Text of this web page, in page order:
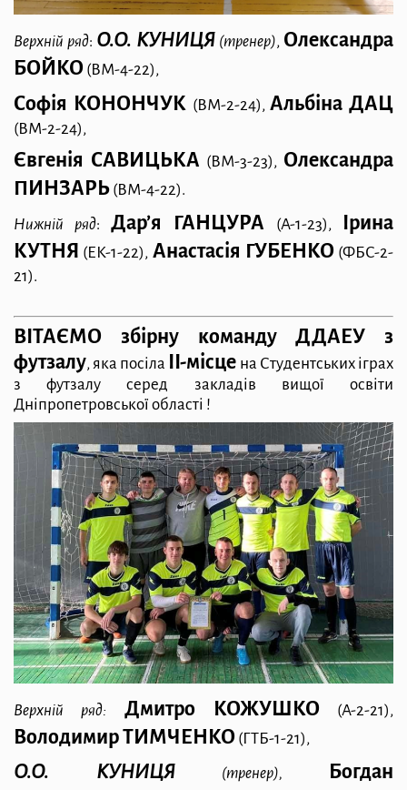
Верхній ряд: О.О. КУНИЦЯ (тренер), Олександра
БОЙКО (ВМ-4-22),
Софія КОНОНЧУК (ВМ-2-24),Альбіна ДАЦ
(ВМ-2-24),
Євгенія САВИЦЬКА (ВМ-3-23), Олександра
ПИНЗАРЬ (ВМ-4-22).
Нижній ряд: Дар’я ГАНЦУРА (А-1-23),
Ірина
КУТНЯ (ЕК-1-22), Анастасія ГУБЕНКО(ФБС-2-
21).
ВІТАЄМО збірну команду ДДАЕУ з
футзалу,яка посіла ІІ-місце на Студентських іграх
з футзалусеред закладів вищої освіти
Дніпропетровської області !
Верхній ряд: Дмитро КОЖУШКО(А-2-21),
Володимир ТИМЧЕНКО (ГТБ-1-21),
О.О. КУНИЦЯ (тренер),
Богдан